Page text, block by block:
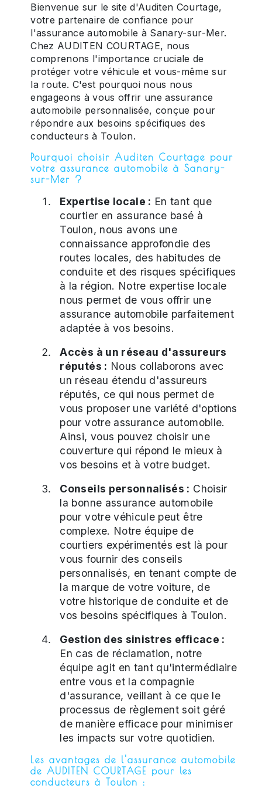
Bienvenue sur le site d'Auditen Courtage,
votre partenaire de confiance pour
l'assurance automobile à Sanary-sur-Mer.
Chez AUDITEN COURTAGE, nous
comprenons l'importance cruciale de
protéger votre véhicule et vous-même sur
la route. C'est pourquoi nous nous
engageons à vous offrir une assurance
automobile personnalisée, conçue pour
répondre aux besoins spécifiques des
conducteurs à Toulon.
Pourquoi choisir Auditen Courtage pour
votre assurance automobile à Sanary-
sur-Mer ?
Expertise locale : En tant que
courtier en assurance basé à
Toulon, nous avons une
connaissance approfondie des
routes locales, des habitudes de
conduite et des risques spécifiques
à la région. Notre expertise locale
nous permet de vous offrir une
assurance automobile parfaitement
adaptée à vos besoins.
Accès à un réseau d'assureurs
réputés : Nous collaborons avec
un réseau étendu d'assureurs
réputés, ce qui nous permet de
vous proposer une variété d'options
pour votre assurance automobile.
Ainsi, vous pouvez choisir une
couverture qui répond le mieux à
vos besoins et à votre budget.
Conseils personnalisés : Choisir
la bonne assurance automobile
pour votre véhicule peut être
complexe. Notre équipe de
courtiers expérimentés est là pour
vous fournir des conseils
personnalisés, en tenant compte de
la marque de votre voiture, de
votre historique de conduite et de
vos besoins spécifiques à Toulon.
Gestion des sinistres efficace :
En cas de réclamation, notre
équipe agit en tant qu'intermédiaire
entre vous et la compagnie
d'assurance, veillant à ce que le
processus de règlement soit géré
de manière efficace pour minimiser
les impacts sur votre quotidien.
Les avantages de l'assurance automobile
de AUDITEN COURTAGE pour les
conducteurs à Toulon :